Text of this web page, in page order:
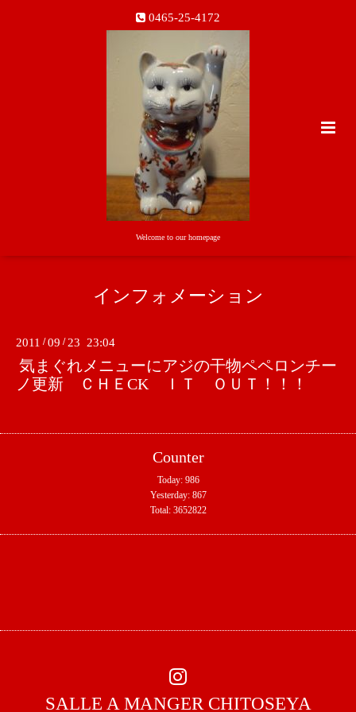
0465-25-4172
Welcome to our homepage
インフォメーション
2011 /09 / 23 23:04
気まぐれメニューにアジの干物ペペロンチー
ノ更新 ＣＨＥCK ＩＴ ＯＵＴ！！！
Counter
Today: 986
Yesterday: 867
Total: 3652822
SALLE A MANGER CHITOSEYA